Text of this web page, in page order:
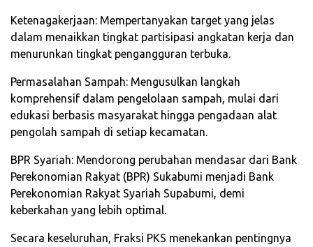
Ketenagakerjaan: Mempertanyakan target yang jelas
dalam menaikkan tingkat partisipasi angkatan kerja dan
menurunkan tingkat pengangguran terbuka.
Permasalahan Sampah: Mengusulkan langkah
komprehensif dalam pengelolaan sampah, mulai dari
edukasi berbasis masyarakat hingga pengadaan alat
pengolah sampah di setiap kecamatan.
BPR Syariah: Mendorong perubahan mendasar dari Bank
Perekonomian Rakyat (BPR) Sukabumi menjadi Bank
Perekonomian Rakyat Syariah Supabumi, demi
keberkahan yang lebih optimal.
Secara keseluruhan, Fraksi PKS menekankan pentingnya